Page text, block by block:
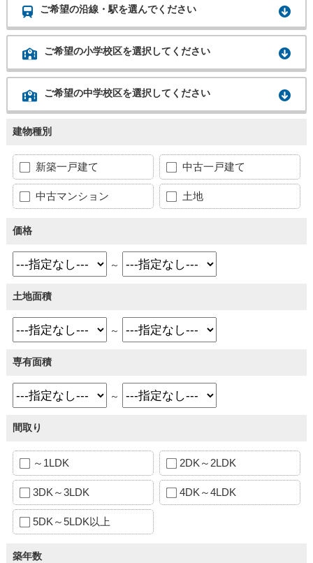
ご希望の沿線・駅を選んでください
ご希望の小学校区を選択してください
ご希望の中学校区を選択してください
建物種別
新築一戸建て 中古一戸建て
中古マンション 土地
価格
～
土地面積
～
専有面積
～
間取り
～1LDK 2DK～2LDK
3DK～3LDK 4DK～4LDK
5DK～5LDK以上
築年数